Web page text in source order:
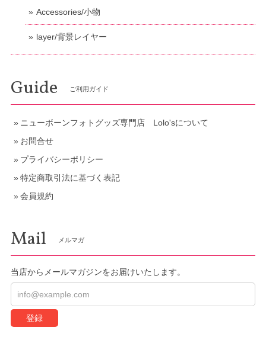
Accessories/小物
layer/背景レイヤー
Guide ご利用ガイド
ニューボーンフォトグッズ専門店 Lolo'sについて
お問合せ
プライバシーポリシー
特定商取引法に基づく表記
会員規約
Mail メルマガ
当店からメールマガジンをお届けいたします。
登録